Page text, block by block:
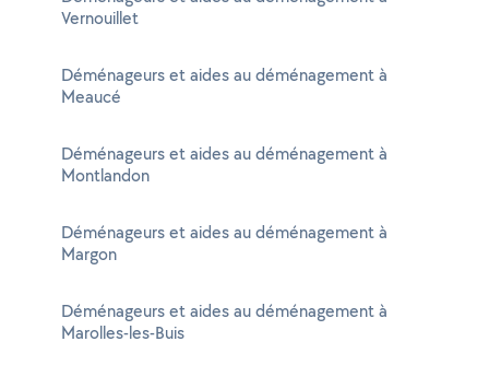
Vernouillet
Déménageurs et aides au déménagement à
Meaucé
Déménageurs et aides au déménagement à
Montlandon
Déménageurs et aides au déménagement à
Margon
Déménageurs et aides au déménagement à
Marolles-les-Buis